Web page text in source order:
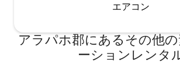
エアコン
アラパホ郡にあるその他
ーションレンタ